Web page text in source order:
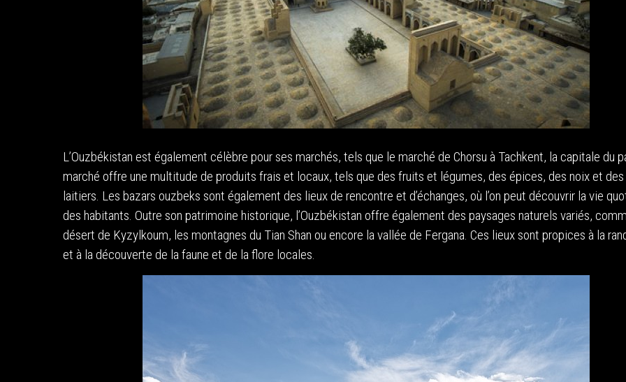
L’Ouzbékistan est également célèbre pour ses marchés, tels que le marché de Chorsu à Tachkent, la capitale du
marché offre une multitude de produits frais et locaux, tels que des fruits et légumes, des épices, des noix et
laitiers. Les bazars ouzbeks sont également des lieux de rencontre et d’échanges, où l’on peut découvrir la vie
des habitants. Outre son patrimoine historique, l’Ouzbékistan offre également des paysages naturels variés,
désert de Kyzylkoum, les montagnes du Tian Shan ou encore la vallée de Fergana. Ces lieux sont propices à la
et à la découverte de la faune et de la flore locales.